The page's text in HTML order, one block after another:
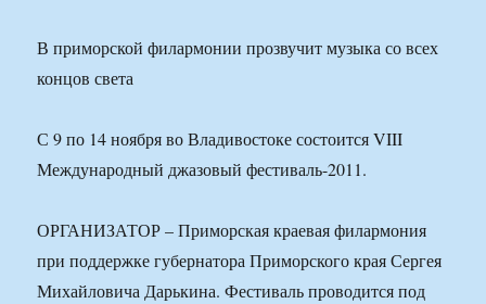
В приморской филармонии прозвучит музыка со всех
концов света
С 9 по 14 ноября во Владивостоке состоится VIII
Международный джазовый фестиваль-2011.
ОРГАНИЗАТОР – Приморская краевая филармония
при поддержке губернатора Приморского края Сергея
Михайловича Дарькина. Фестиваль проводится под